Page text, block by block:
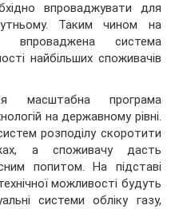
впроваджувати для
Таким чином на
впроваджена система
найбільших споживачів
масштабна програма
на державному рівні.
розподілу скоротити
а споживачу дасть
попитом. На підставі
можливості будуть
системи обліку газу,